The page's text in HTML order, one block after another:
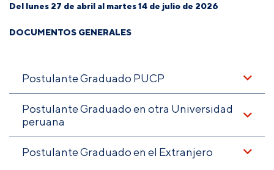
Del lunes 27 de abril al martes 14 de julio de 2026
DOCUMENTOS GENERALES
Postulante Graduado PUCP
Postulante Graduado en otra Universidad
peruana
Postulante Graduado en el Extranjero